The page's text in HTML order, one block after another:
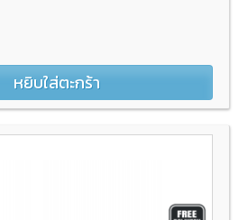
หยิบใส่ตะกร้า